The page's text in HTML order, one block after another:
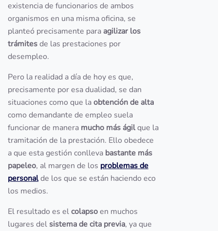
existencia de funcionarios de ambos
organismos en una misma oficina, se
planteó precisamente para agilizar los
trámitesde las prestaciones por
desempleo.
Pero la realidad a día de hoy es que,
precisamente por esa dualidad, se dan
situaciones como que laobtención de alta
como demandante de empleo suela
funcionar de manera mucho más ágilque la
tramitación de la prestación. Ello obedece
a que esta gestión conlleva bastante más
papeleo, al margen de los problemas de
personalde los que se están haciendo eco
los medios.
El resultado es elcolapsoen muchos
lugares delsistema de cita previa, ya que